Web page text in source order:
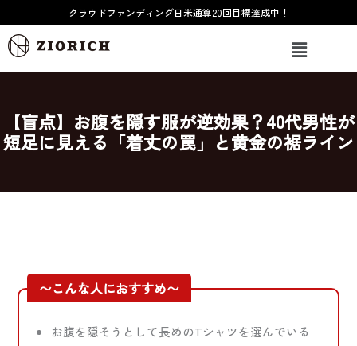
容
を
ス
プ
クラウドファンディング日米通算20回目標達成中！
メ
ニ
ュ
【盲点】お腹を隠す服が逆効果？40代男性が
短足に見える「着丈の罠」と黄金の裾ライン
〜こんな人におすすめ〜
お腹を隠そうとして長めのTシャツを選んでいる